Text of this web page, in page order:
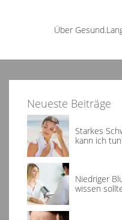
Über
Neueste Beiträge
Starkes
kann ich
Niedriger
wissen